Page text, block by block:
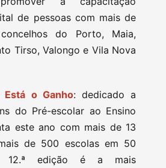
de pessoas com mais de
do Porto, Maia,
Tirso, Valongo e Vila Nova
Está o Ganho: dedicado a
do Pré-escolar ao Ensino
este ano com mais de 13
de 500 escolas em 50
12.ª edição é a mais